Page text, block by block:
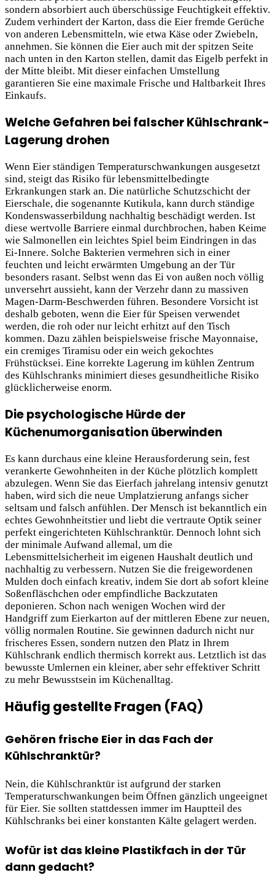
sondern absorbiert auch überschüssige Feuchtigkeit effektiv.
Zudem verhindert der Karton, dass die Eier fremde Gerüche
von anderen Lebensmitteln, wie etwa Käse oder Zwiebeln,
annehmen. Sie können die Eier auch mit der spitzen Seite
nach unten in den Karton stellen, damit das Eigelb perfekt in
der Mitte bleibt. Mit dieser einfachen Umstellung
garantieren Sie eine maximale Frische und Haltbarkeit Ihres
Einkaufs.
Welche Gefahren bei falscher Kühlschrank-
Lagerung drohen
Wenn Eier ständigen Temperaturschwankungen ausgesetzt
sind, steigt das Risiko für lebensmittelbedingte
Erkrankungen stark an. Die natürliche Schutzschicht der
Eierschale, die sogenannte Kutikula, kann durch ständige
Kondenswasserbildung nachhaltig beschädigt werden. Ist
diese wertvolle Barriere einmal durchbrochen, haben Keime
wie Salmonellen ein leichtes Spiel beim Eindringen in das
Ei-Innere. Solche Bakterien vermehren sich in einer
feuchten und leicht erwärmten Umgebung an der Tür
besonders rasant. Selbst wenn das Ei von außen noch völlig
unversehrt aussieht, kann der Verzehr dann zu massiven
Magen-Darm-Beschwerden führen. Besondere Vorsicht ist
deshalb geboten, wenn die Eier für Speisen verwendet
werden, die roh oder nur leicht erhitzt auf den Tisch
kommen. Dazu zählen beispielsweise frische Mayonnaise,
ein cremiges Tiramisu oder ein weich gekochtes
Frühstücksei. Eine korrekte Lagerung im kühlen Zentrum
des Kühlschranks minimiert dieses gesundheitliche Risiko
glücklicherweise enorm.
Die psychologische Hürde der
Küchenumorganisation überwinden
Es kann durchaus eine kleine Herausforderung sein, fest
verankerte Gewohnheiten in der Küche plötzlich komplett
abzulegen. Wenn Sie das Eierfach jahrelang intensiv genutzt
haben, wird sich die neue Umplatzierung anfangs sicher
seltsam und falsch anfühlen. Der Mensch ist bekanntlich ein
echtes Gewohnheitstier und liebt die vertraute Optik seiner
perfekt eingerichteten Kühlschranktür. Dennoch lohnt sich
der minimale Aufwand allemal, um die
Lebensmittelsicherheit im eigenen Haushalt deutlich und
nachhaltig zu verbessern. Nutzen Sie die freigewordenen
Mulden doch einfach kreativ, indem Sie dort ab sofort kleine
Soßenfläschchen oder empfindliche Backzutaten
deponieren. Schon nach wenigen Wochen wird der
Handgriff zum Eierkarton auf der mittleren Ebene zur neuen,
völlig normalen Routine. Sie gewinnen dadurch nicht nur
frischeres Essen, sondern nutzen den Platz in Ihrem
Kühlschrank endlich thermisch korrekt aus. Letztlich ist das
bewusste Umlernen ein kleiner, aber sehr effektiver Schritt
zu mehr Bewusstsein im Küchenalltag.
Häufig gestellte Fragen (FAQ)
Gehören frische Eier in das Fach der
Kühlschranktür?
Nein, die Kühlschranktür ist aufgrund der starken
Temperaturschwankungen beim Öffnen gänzlich ungeeignet
für Eier. Sie sollten stattdessen immer im Hauptteil des
Kühlschranks bei einer konstanten Kälte gelagert werden.
Wofür ist das kleine Plastikfach in der Tür
dann gedacht?